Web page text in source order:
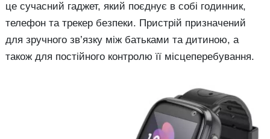
це сучасний гаджет, який поєднує в собі годинник,
телефон та трекер безпеки. Пристрій призначений
для зручного зв’язку між батьками та дитиною, а
також для постійного контролю її місцеперебування.